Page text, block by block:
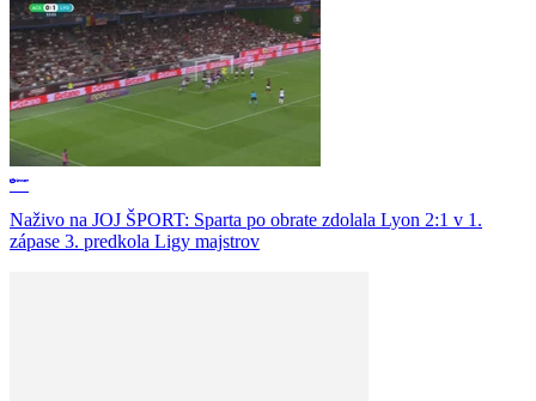
Naživo na JOJ ŠPORT: Sparta po obrate zdolala Lyon 2:1 v 1.
zápase 3. predkola Ligy majstrov